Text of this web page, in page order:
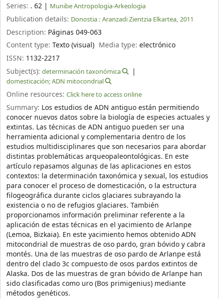
Series: . 62 | Munibe Antropologia-Arkeologia
Publication details: Donostia : Aranzadi Zientzia Elkartea, 2011
Description: Páginas 049-063
Content type: Texto (visual) Media type:electrónico
ISSN: 1132-2217
Subject(s): determinación taxonómica
domesticación; ADN mitocondrial
Online resources: Click here to access online
Summary: Los estudios de ADN antiguo están permitiendo
conocer nuevos datos sobre la biología de especies actuales y
extintas. Las técnicas de ADN antiguo pueden ser una
herramienta adicional y complementaria dentro de los
estudios multidisciplinares que son necesarios para abordar
distintas problemáticas arqueopaleontológicas. En este
artículo repasamos algunas de las aplicaciones en estos
contextos: la determinación taxonómica y sexual, los estudios
para conocer el proceso de domesticación, o la estructura
filogeográfica durante ciclos glaciares subrayando la
existencia o no de refugios glaciares. También
proporcionamos información preliminar referente a la
aplicación de estas técnicas en el yacimiento de Arlanpe
(Lemoa, Bizkaia). En este yacimiento hemos obtenido ADN
mitocondrial de muestras de oso pardo, gran bóvido y cabra
montés. Una de las muestras de oso pardo de Arlanpe está
dentro del clado 3c compuesto de osos pardos extintos de
Alaska. Dos de las muestras de gran bóvido de Arlanpe han
sido clasificadas como uro (Bos primigenius) mediante
métodos genéticos.